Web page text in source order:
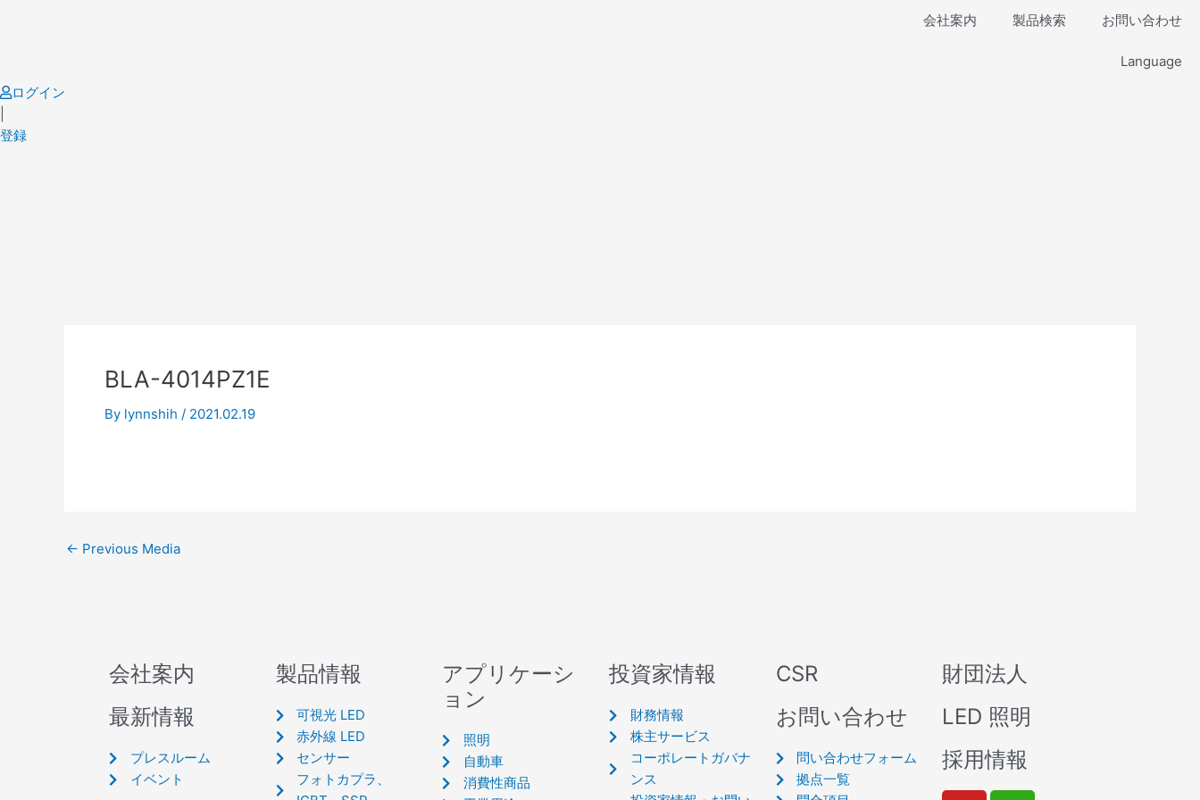
会社案内 製品検索 お問い合わせ
Language
ログイン
登録
BLA-4014PZ1E
By lynnshih / 2021.02.19
← Previous Media
会社案内
最新情報
プレスルーム
イベント
製品情報
可視光 LED
赤外線 LED
センサー
フォトカプラ、
アプリケーシ
ョン
照明
自動車
消費性商品
投資家情報
財務情報
株主サービス
コーポレートガバナ
ンス
CSR
お問い合わせ
問い合わせフォーム
拠点一覧
財団法人
LED 照明
採用情報